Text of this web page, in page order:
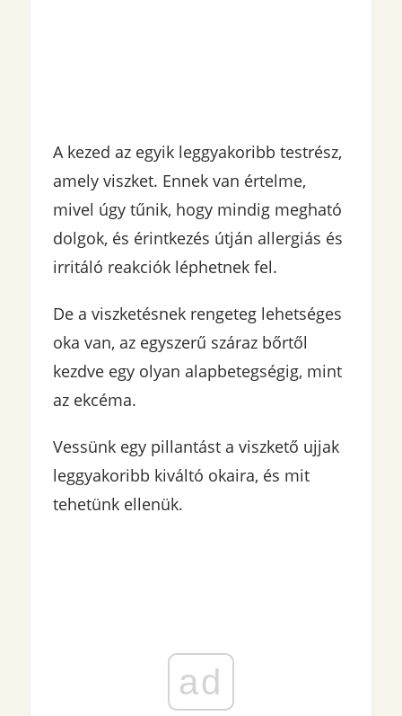
A kezed az egyik leggyakoribb testrész,
amely viszket. Ennek van értelme,
mivel úgy tűnik, hogy mindig megható
dolgok, és érintkezés útján allergiás és
irritáló reakciók léphetnek fel.
De a viszketésnek rengeteg lehetséges
oka van, az egyszerű száraz bőrtől
kezdve egy olyan alapbetegségig, mint
az ekcéma.
Vessünk egy pillantást a viszkető ujjak
leggyakoribb kiváltó okaira, és mit
tehetünk ellenük.
ad